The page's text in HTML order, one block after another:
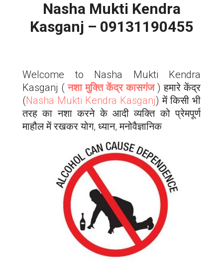
Nasha Mukti Kendra
Kasganj – 09131190455
Welcome to Nasha Mukti Kendra
Kasganj (नशा मुक्ति केंद्र कासगंज ) हमारे केंद्र
(Nasha Mukti Kendra Kasganj) में किसी भी
तरह का नशा करने के आदी व्यक्ति को प्रेमपूर्ण
माहौल में रखकर योग, ध्यान, मनोवैज्ञानिक